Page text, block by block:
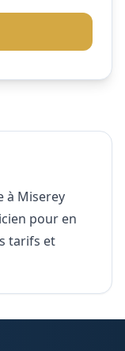
à Miserey
pour en
tarifs et